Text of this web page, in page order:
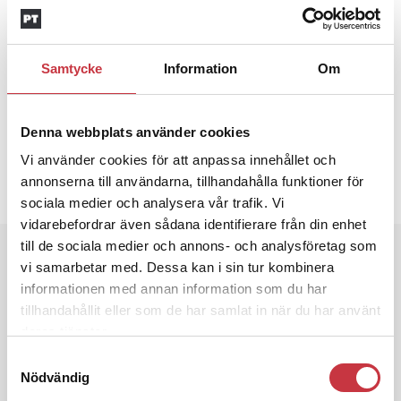
Samtycke Information Om
Denna webbplats använder cookies
Vi använder cookies för att anpassa innehållet och
annonserna till användarna, tillhandahålla funktioner för
sociala medier och analysera vår trafik. Vi
vidarebefordrar även sådana identifierare från din enhet
till de sociala medier och annons- och analysföretag som
vi samarbetar med. Dessa kan i sin tur kombinera
informationen med annan information som du har
tillhandahållit eller som de har samlat in när du har använt
Nödvändig
KRISTIN JONSSON-ERIKSSON SÄKERHETSKLASSNING
STOCKHOLM TEKNISKA ROTELN
27 juni 2012
Andra läser
3 juni 2026
Klart: Ingångslönen höjs med 2 300
kronor